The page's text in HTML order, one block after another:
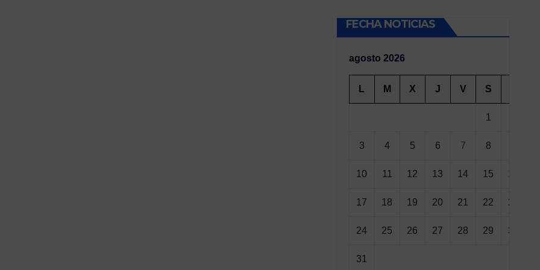
FECHA NOTICIAS
agosto 2026
L M X J V S
1
3 4 5 6 7 8
10 11 12 13 14 15 16
17 18 19 20 21 22 23
24 25 26 27 28 29 30
31